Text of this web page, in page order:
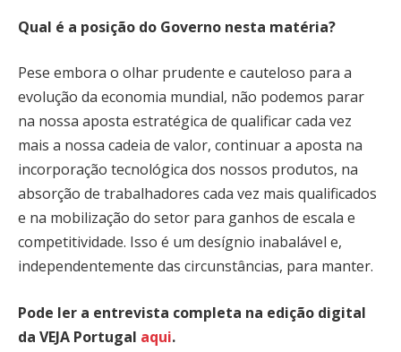
Qual é a posição do Governo nesta matéria?
Pese embora o olhar prudente e cauteloso para a
evolução da economia mundial, não podemos parar
na nossa aposta estratégica de qualificar cada vez
mais a nossa cadeia de valor, continuar a aposta na
incorporação tecnológica dos nossos produtos, na
absorção de trabalhadores cada vez mais qualificados
e na mobilização do setor para ganhos de escala e
competitividade. Isso é um desígnio inabalável e,
independentemente das circunstâncias, para manter.
Pode ler a entrevista completa na edição digital
da VEJA Portugal aqui.